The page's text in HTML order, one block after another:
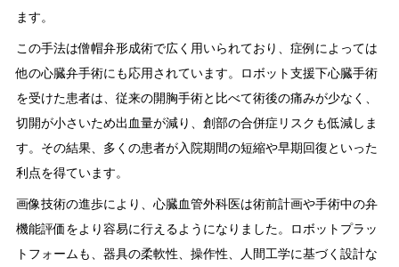
ます。
この手法は僧帽弁形成術で広く用いられており、症例によっては
他の心臓弁手術にも応用されています。ロボット支援下心臓手術
を受けた患者は、従来の開胸手術と比べて術後の痛みが少なく、
切開が小さいため出血量が減り、創部の合併症リスクも低減しま
す。その結果、多くの患者が入院期間の短縮や早期回復といった
利点を得ています。
画像技術の進歩により、心臓血管外科医は術前計画や手術中の弁
機能評価をより容易に行えるようになりました。ロボットプラッ
トフォームも、器具の柔軟性、操作性、人間工学に基づく設計な